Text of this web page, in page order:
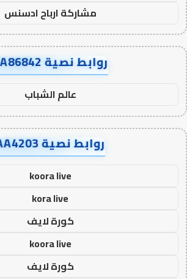
مشاركة ارباح ادسنس
روابط نصية AA86842
عالم الشباب
روابط نصية AA4203
koora live
kora live
كورة لايف
koora live
كورة لايف